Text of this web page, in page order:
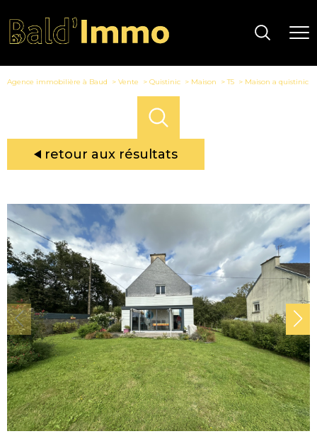
Agence immobilière à Baud Vente Quistinic Maison T5 Maison a quistinic
retour aux résultats